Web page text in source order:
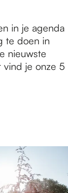
in je agenda
te doen in
nieuwste
vind je onze 5